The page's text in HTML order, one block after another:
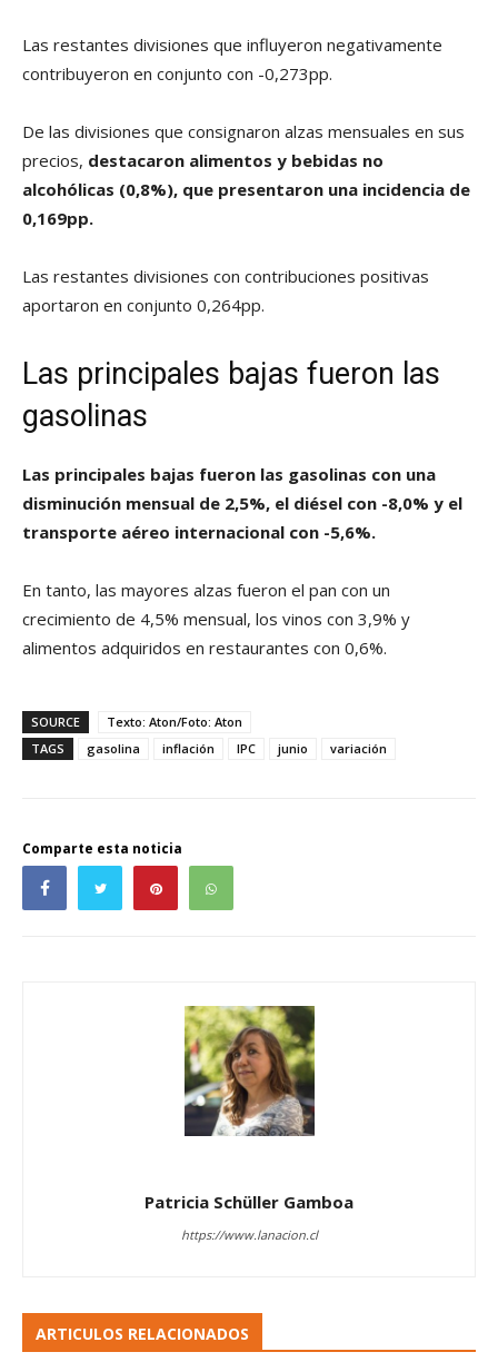
Las restantes divisiones que influyeron negativamente
contribuyeron en conjunto con -0,273pp.
De las divisiones que consignaron alzas mensuales en sus
precios, destacaron alimentos y bebidas no
alcohólicas (0,8%), que presentaron una incidencia de
0,169pp.
Las restantes divisiones con contribuciones positivas
aportaron en conjunto 0,264pp.
Las principales bajas fueron las
gasolinas
Las principales bajas fueron las gasolinas con una
disminución mensual de 2,5%, el diésel con -8,0% y el
transporte aéreo internacional con -5,6%.
En tanto, las mayores alzas fueron el pan con un
crecimiento de 4,5% mensual, los vinos con 3,9% y
alimentos adquiridos en restaurantes con 0,6%.
SOURCE
Texto: Aton/Foto: Aton
TAGS
gasolina inflación IPC junio variación
Comparte esta noticia
Patricia Schüller Gamboa
https://www.lanacion.cl
ARTICULOS RELACIONADOS